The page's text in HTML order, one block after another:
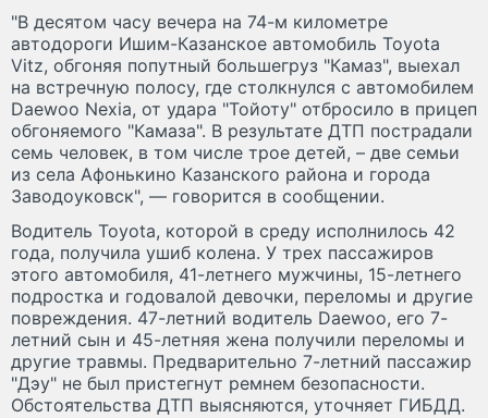
"В десятом часу вечера на 74-м километре
автодороги Ишим-Казанское автомобиль Toyota
Vitz, обгоняя попутный большегруз "Камаз", выехал
на встречную полосу, где столкнулся с автомобилем
Daewoo Nexia, от удара "Тойоту" отбросило в прицеп
обгоняемого "Камаза". В результате ДТП пострадали
семь человек, в том числе трое детей, – две семьи
из села Афонькино Казанского района и города
Заводоуковск", — говорится в сообщении.
Водитель Toyota, которой в среду исполнилось 42
года, получила ушиб колена. У трех пассажиров
этого автомобиля, 41-летнего мужчины, 15-летнего
подростка и годовалой девочки, переломы и другие
повреждения. 47-летний водитель Daewoo, его 7-
летний сын и 45-летняя жена получили переломы и
другие травмы. Предварительно 7-летний пассажир
"Дэу" не был пристегнут ремнем безопасности.
Обстоятельства ДТП выясняются, уточняет ГИБДД.